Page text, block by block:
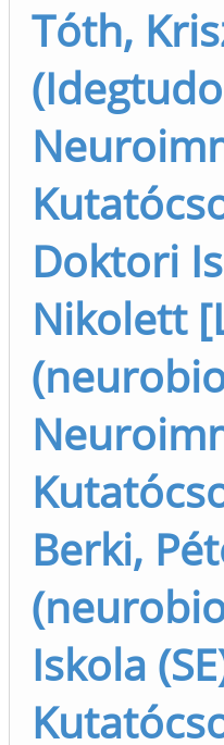
Tóth,
Doktori
Nikolett
Berki,
Iskola